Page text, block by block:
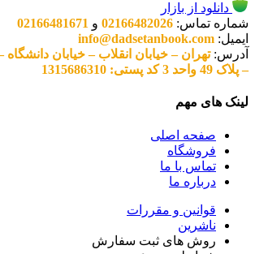
دانلود از بازار
شماره تماس: 02166482026 و 02166481671
ایمیل: info@dadsetanbook.com
آدرس:تهران – خیابان انقلاب – خیابان
– پلاک 49 واحد 3 کد پستی: 1315686310
لینک های مهم
صفحه اصلی
فروشگاه
تماس با ما
درباره ما
قوانین و مقررات
ناشرین
روش های ثبت سفارش